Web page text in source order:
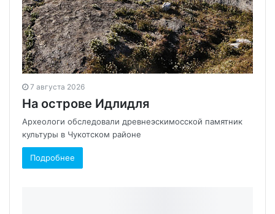
7 августа 2026
На острове Идлидля
Археологи обследовали древнеэскимосской памятник
культуры в Чукотском районе
Подробнее